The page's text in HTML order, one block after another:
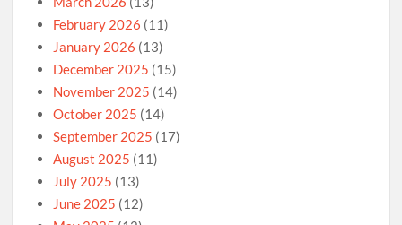
February 2026 (11)
January 2026 (13)
December 2025 (15)
November 2025 (14)
October 2025 (14)
September 2025 (17)
August 2025 (11)
July 2025 (13)
June 2025 (12)